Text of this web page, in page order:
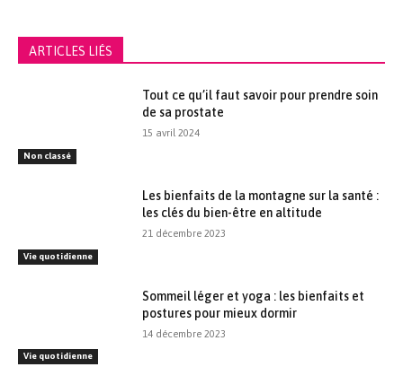
ARTICLES LIÉS
Non classé
Tout ce qu’il faut savoir pour prendre soin
de sa prostate
15 avril 2024
Vie quotidienne
Les bienfaits de la montagne sur la santé :
les clés du bien-être en altitude
21 décembre 2023
Vie quotidienne
Sommeil léger et yoga : les bienfaits et
postures pour mieux dormir
14 décembre 2023